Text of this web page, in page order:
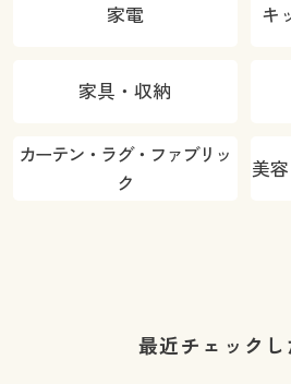
家電 キ
家具・収納
カーテン・ラグ・ファブリッ
ク
美
最近チェックし